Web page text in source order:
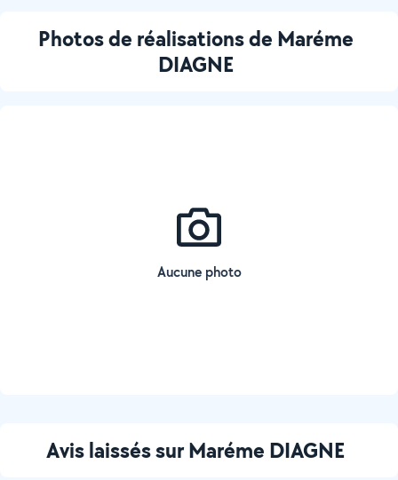
Photos de réalisations de Maréme
DIAGNE
Aucune photo
Avis laissés sur Maréme DIAGNE